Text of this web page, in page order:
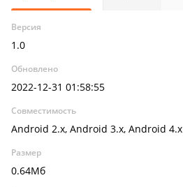
Версия
1.0
Обновлено
2022-12-31 01:58:55
Совместимость
Android 2.x, Android 3.x, Android 4.x
Размер
0.64Мб